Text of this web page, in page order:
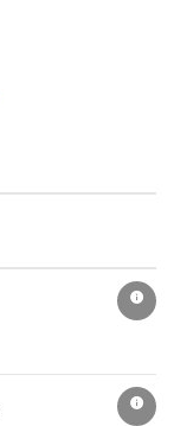
info
info